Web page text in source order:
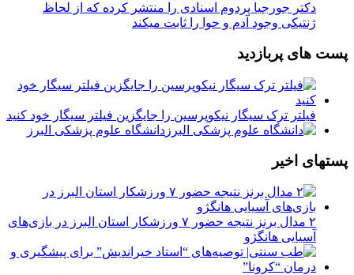
دکتر جورجیا پردوم اسنادی را منتشر کرده که از لحاظ
ژنتیکی وجود آدم و حوا را ثابت میکند
پست های پربازدید
فیلتر ترک سیگار نیکوپرسین را جایگزین فیلتر سیگار خود کنید
دانشگاه علوم پزشکی البرز
پستهای اخیر
۲ مدال برنز نتیجه حضور ۷ ورزشکار استان البرز در بازی‌های
آسیایی هانگژو